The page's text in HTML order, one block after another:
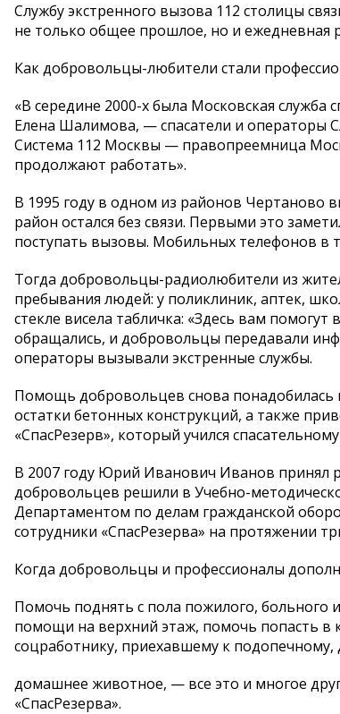
Службу экстренного вызова 112 столицы
не только общее прошлое, но и
Как добровольцы-любители стали
«В середине 2000-х была Московская служба
Елена Шалимова, — cпасатели и операторы
Система 112 Москвы — правопреемница
продолжают работать».
В 1995 году в одном из районов Чертаново
район остался без связи. Первыми это
поступать вызовы. Мобильных телефонов в
Тогда добровольцы-радиолюбители из
пребывания людей: у поликлиник, аптек,
стекле висела табличка: «Здесь вам
обращались, и добровольцы передавали
операторы вызывали экстренные службы.
Помощь добровольцев снова понадобилась
остатки бетонных конструкций, а также
«СпасРезерв», который учился
В 2007 году Юрий Иванович Иванов принял
добровольцев решили в Учебно-
Департаментом по делам гражданской
сотрудники «СпасРезерва» на протяжении
Когда добровольцы и профессионалы
Помочь поднять с пола пожилого, больного
помощи на верхний этаж, помочь попасть в
соцработнику, приехавшему к подопечному,
домашнее животное, — все это и многое
«СпасРезерва».